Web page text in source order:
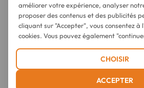
améliorer votre expérience, analyser
proposer des contenus et des publicités
cliquant sur "Accepter", vous consentez à
cookies. Vous pouvez également
CHOISIR
ACCEPTER